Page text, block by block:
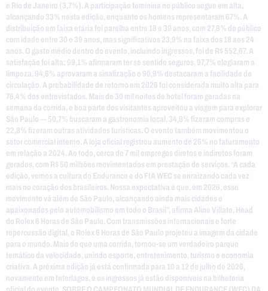
e Rio de Janeiro (3,7%). A participação feminina no público segue em alta,
alcançando 33% nesta edição, enquanto os homens representaram 67%. A
distribuição em faixa etária foi parelha entre 18 e 39 anos, com 27,8% do público
com idade entre 30 e 39 anos, mas significativos 23,9% na faixa dos 18 aos 24
anos. O gasto médio dentro do evento, incluindo ingressos, foi de R$ 552,67. A
satisfação foi alta: 99,1% afirmaram ter se sentido seguros, 97,7% elogiaram a
limpeza, 94,6% aprovaram a sinalização e 90,9% destacaram a facilidade de
circulação. A probabilidade de retorno em 2026 foi considerada muito alta para
76,4% dos entrevistados. Mais de 30 mil noites de hotel foram geradas na
semana da corrida, e boa parte dos visitantes aproveitou a viagem para explorar
São Paulo — 50,7% buscaram a gastronomia local, 34,8% fizeram compras e
22,8% fizeram outras atividades turísticas. O evento também movimentou o
setor comercial interno. A loja oficial registrou aumento de 26% no faturamento
em relação a 2024. Ao todo, cerca de 7 mil empregos diretos e indiretos foram
gerados, com R$ 50 milhões movimentados em prestação de serviços. “A cada
edição, vemos a cultura do Endurance e do FIA WEC se enraizando cada vez
mais no coração dos brasileiros. Nossa expectativa é que, em 2026, esse
movimento vá além de São Paulo, alcançando ainda mais cidades e
apaixonados pelo automobilismo em todo o Brasil”, afirma Aline Villate, Head
do Rolex 6 Horas de São Paulo. Com transmissões internacionais e forte
repercussão digital, o Rolex 6 Horas de São Paulo projetou a imagem da cidade
para o mundo. Mais do que uma corrida, tornou-se um verdadeiro parque
temático da velocidade, unindo esporte, entretenimento, turismo e economia
criativa. A próxima edição já está confirmada para 10 a 12 de julho de 2026,
novamente em Interlagos, e os ingressos já estão disponíveis na bilheteria